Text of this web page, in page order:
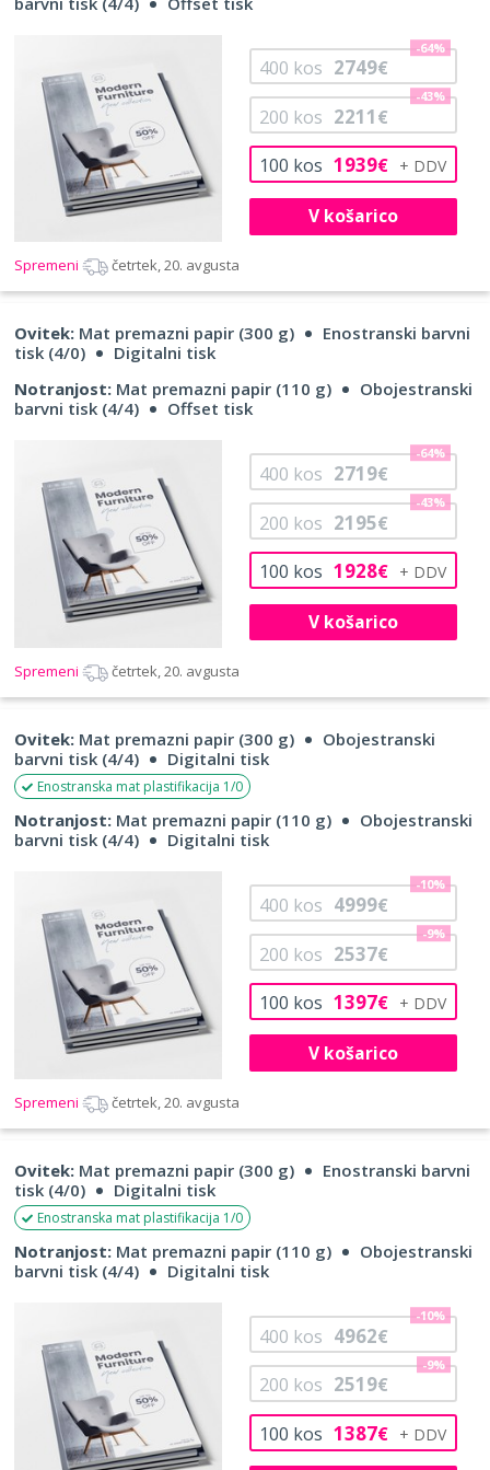
100 kos 1939€
200 kos 2211€
-43%
400 kos 2749€
-64%
V košarico
Spremeni četrtek, 20. avgusta
Ovitek: Mat premazni papir (300 g)
Enostranski barvni
tisk (4/0)
Digitalni tisk
Notranjost: Mat premazni papir (110 g)
Obojestranski
barvni tisk (4/4)
Offset tisk
100 kos 1928€
200 kos 2195€
-43%
400 kos 2719€
-64%
V košarico
Spremeni četrtek, 20. avgusta
Ovitek: Mat premazni papir (300 g)
Obojestranski
barvni tisk (4/4)
Digitalni tisk
Enostranska mat plastifikacija 1/0
Notranjost: Mat premazni papir (110 g)
Obojestranski
barvni tisk (4/4)
Digitalni tisk
100 kos 1397€
200 kos 2537€
-9%
400 kos 4999€
-10%
V košarico
Spremeni četrtek, 20. avgusta
Ovitek: Mat premazni papir (300 g)
Enostranski barvni
tisk (4/0)
Digitalni tisk
Enostranska mat plastifikacija 1/0
Notranjost: Mat premazni papir (110 g)
Obojestranski
barvni tisk (4/4)
Digitalni tisk
100 kos 1387€
200 kos 2519€
-9%
400 kos 4962€
-10%